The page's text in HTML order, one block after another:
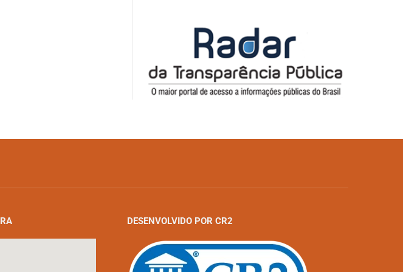
DESENVOLVIDO POR CR2